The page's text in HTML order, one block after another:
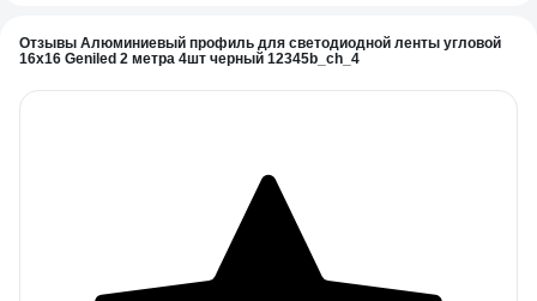
Отзывы Алюминиевый профиль для светодиодной ленты угловой
16х16 Geniled 2 метра 4шт черный 12345b_ch_4